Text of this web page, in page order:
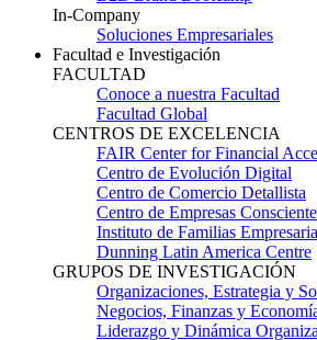
In-Company
Soluciones Empresariales
Facultad e Investigación
FACULTAD
Conoce a nuestra Facultad
Facultad Global
CENTROS DE EXCELENCIA
FAIR Center for Financial
Centro de Evolución Digital
Centro de Comercio Detallista
Centro de Empresas
Instituto de Familias
Dunning Latin America Centre
GRUPOS DE INVESTIGACIÓN
Organizaciones, Estrategia y
Negocios, Finanzas y
Liderazgo y Dinámica